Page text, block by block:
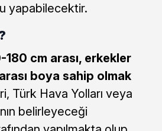
yapabilecektir.
180 cm arası, erkekler
boya sahip olmak
Türk Hava Yolları veya
belirleyeceği